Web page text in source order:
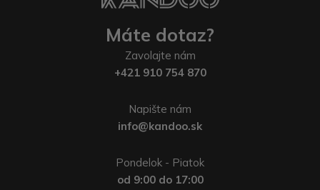
Máte dotaz?
Zavolajte nám
+421 910 754 870
Napište nám
info@kandoo.sk
Pondelok - Piatok
od 9:00 do 17:00